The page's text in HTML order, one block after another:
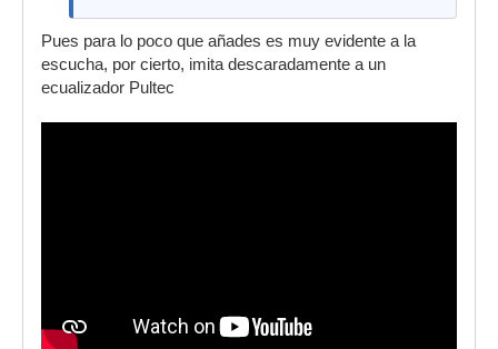
Pues para lo poco que añades es muy evidente a la
escucha, por cierto, imita descaradamente a un
ecualizador Pultec